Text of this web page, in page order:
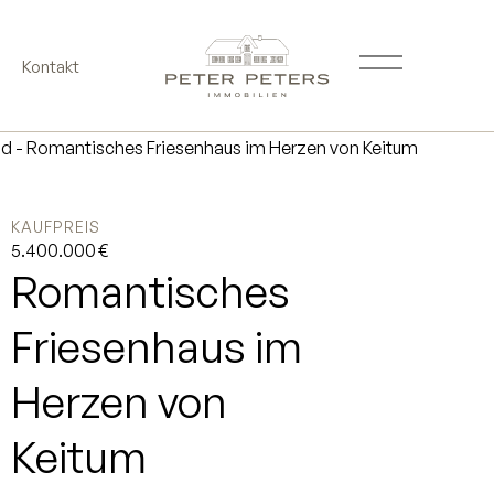
Kontakt
KAUFPREIS
5.400.000 €
Romantisches
Friesenhaus im
Herzen von
Keitum